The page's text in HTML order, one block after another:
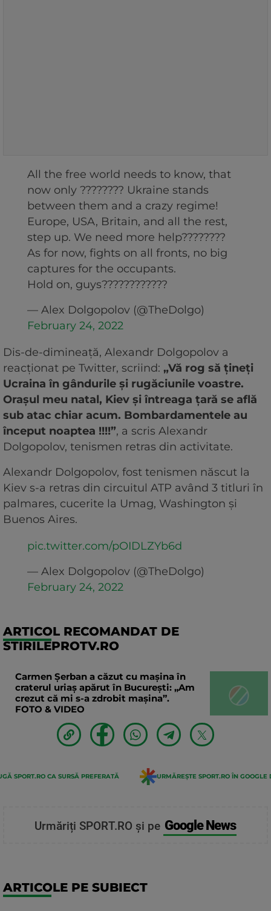
All the free world needs to know, that
now only ???????? Ukraine stands
between them and a crazy regime!
Europe, USA, Britain, and all the rest,
step up. We need more help????????
As for now, fights on all fronts, no big
captures for the occupants.
Hold on, guys????????????
— Alex Dolgopolov (@TheDolgo)
February 24, 2022
Dis-de-dimineață, Alexandr Dolgopolov a
reacționat pe Twitter, scriind: „Vă rog să țineți
Ucraina în gândurile și rugăciunile voastre.
Orașul meu natal, Kiev și întreaga țară se află
sub atac chiar acum. Bombardamentele au
început noaptea !!!!”, a scris Alexandr
Dolgopolov, tenismen retras din activitate.
Alexandr Dolgopolov, fost tenismen născut la
Kiev s-a retras din circuitul ATP având 3 titluri în
palmares, cucerite la Umag, Washington și
Buenos Aires.
pic.twitter.com/pOIDLZYb6d
— Alex Dolgopolov (@TheDolgo)
February 24, 2022
ARTICOL RECOMANDAT DE
STIRILEPROTV.RO
Carmen Șerban a căzut cu mașina în
craterul uriaș apărut în București: „Am
crezut că mi s-a zdrobit mașina”.
FOTO & VIDEO
SPORT.RO CA SURSĂ PREFERATĂ URMĂREȘTE SPORT.RO ÎN GOOGLE
Urmăriți SPORT.RO și pe Google News
ARTICOLE PE SUBIECT